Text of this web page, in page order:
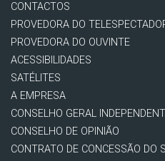
CONTACTOS
PROVEDORA DO
PROVEDORA DO OUVINTE
ACESSIBILIDADES
SATÉLITES
A EMPRESA
CONSELHO GERAL
CONSELHO DE OPINIÃO
CONTRATO DE CONCESSÃO DO